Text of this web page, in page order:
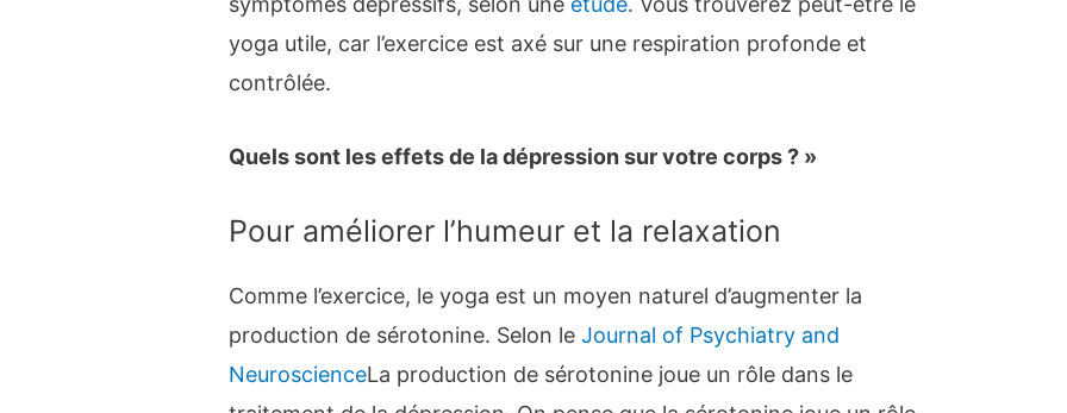
yoga utile, car l’exercice est axé sur une respiration profonde et
contrôlée.
Quels sont les effets de la dépression sur votre corps ? »
Pour améliorer l’humeur et la relaxation
Comme l’exercice, le yoga est un moyen naturel d’augmenter la
production de sérotonine. Selon leJournal of Psychiatry and
NeuroscienceLa production de sérotonine joue un rôle dans le